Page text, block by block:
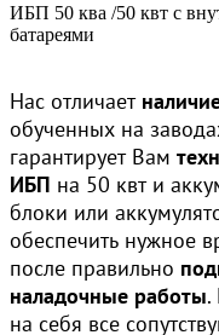
ИБП 50 ква /50 квт с
батареями
Нас отличает
обученных на
гарантирует Вам
ИБП на 50 квт и
блоки или
обеспечить нужное
после правильно
наладочные работы.
на себя все